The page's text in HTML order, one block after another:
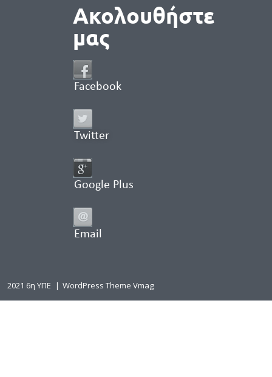
Ακολουθήστε
μας
Facebook
Twitter
Google Plus
Email
2021 6η ΥΠΕ | WordPress Theme Vmag